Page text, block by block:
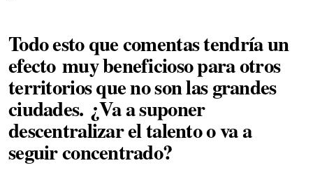
Todo esto que comentas tendría un
efecto muy beneficioso para otros
territorios que no son las grandes
ciudades. ¿Va a suponer
descentralizar el talento o va a
seguir concentrado?